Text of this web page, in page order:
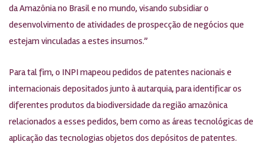
da Amazônia no Brasil e no mundo, visando subsidiar o
desenvolvimento de atividades de prospecção de negócios que
estejam vinculadas a estes insumos.”
Para tal fim, o INPI mapeou pedidos de patentes nacionais e
internacionais depositados junto à autarquia, para identificar os
diferentes produtos da biodiversidade da região amazônica
relacionados a esses pedidos, bem como as áreas tecnológicas de
aplicação das tecnologias objetos dos depósitos de patentes.